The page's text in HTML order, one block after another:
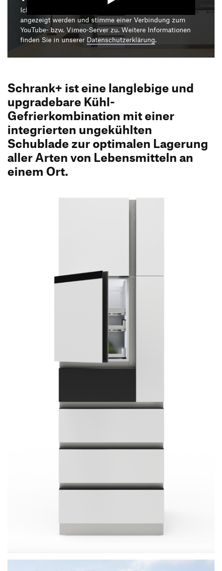
Produktgestaltung B.A.
Strategische Gestaltung M.A.
Ich bin damit einverstanden, dass mir die Medieninhalte
angezeigt werden und stimme einer Verbindung zum
YouTube- bzw. Vimeo-Server zu. Weitere Informationen
finden Sie in unserer Datenschutzerklärung.
Schrank+ ist eine langlebige und
upgradebare Kühl-
Gefrierkombination mit einer
integrierten ungekühlten
Schublade zur optimalen Lagerung
aller Arten von Lebensmitteln an
einem Ort.